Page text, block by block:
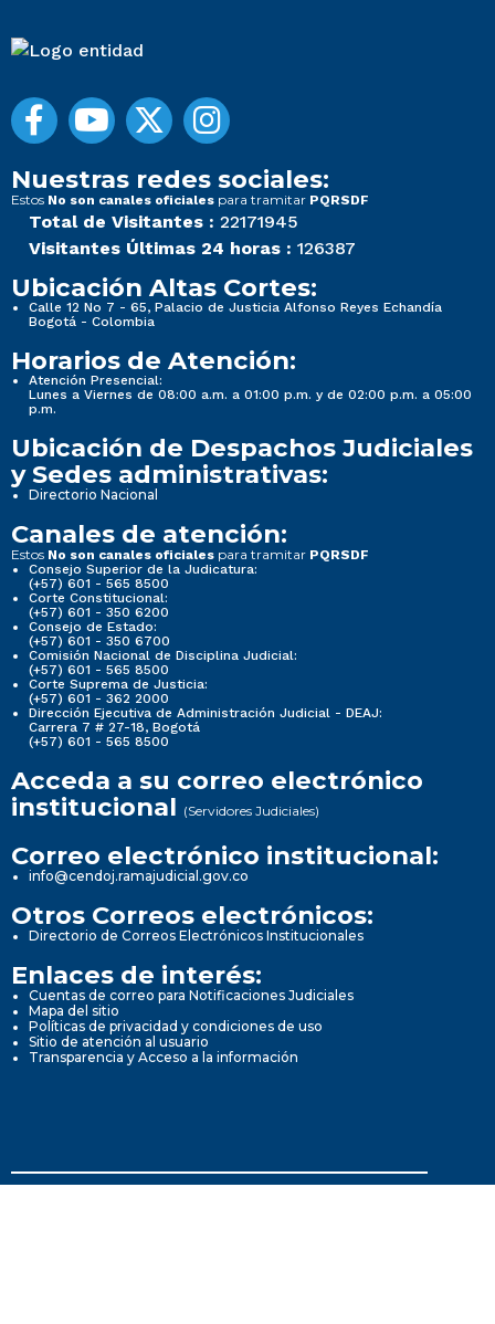
Nuestras redes sociales:
Estos No son canales oficiales para tramitar PQRSDF
Total de Visitantes : 22171945
Visitantes Últimas 24 horas : 126387
Ubicación Altas Cortes:
Calle 12 No 7 - 65, Palacio de Justicia Alfonso Reyes Echandía
Bogotá - Colombia
Horarios de Atención:
Atención Presencial:
Lunes a Viernes de 08:00 a.m. a 01:00 p.m. y de 02:00 p.m. a 05:00
p.m.
Ubicación de Despachos Judiciales
y Sedes administrativas:
Directorio Nacional
Canales de atención:
Estos No son canales oficiales para tramitar PQRSDF
Consejo Superior de la Judicatura:
(+57) 601 - 565 8500
Corte Constitucional:
(+57) 601 - 350 6200
Consejo de Estado:
(+57) 601 - 350 6700
Comisión Nacional de Disciplina Judicial:
(+57) 601 - 565 8500
Corte Suprema de Justicia:
(+57) 601 - 362 2000
Dirección Ejecutiva de Administración Judicial - DEAJ:
Carrera 7 # 27-18, Bogotá
(+57) 601 - 565 8500
Acceda a su correo electrónico
institucional (Servidores Judiciales)
Correo electrónico institucional:
info@cendoj.ramajudicial.gov.co
Otros Correos electrónicos:
Directorio de Correos Electrónicos Institucionales
Enlaces de interés:
Cuentas de correo para Notificaciones Judiciales
Mapa del sitio
Políticas de privacidad y condiciones de uso
Sitio de atención al usuario
Transparencia y Acceso a la información